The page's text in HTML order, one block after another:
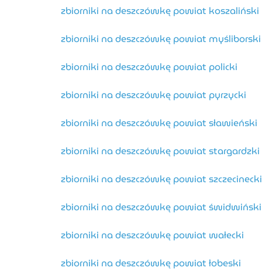
zbiorniki na deszczówkę powiat koszaliński
zbiorniki na deszczówkę powiat myśliborski
zbiorniki na deszczówkę powiat policki
zbiorniki na deszczówkę powiat pyrzycki
zbiorniki na deszczówkę powiat sławieński
zbiorniki na deszczówkę powiat stargardzki
zbiorniki na deszczówkę powiat szczecinecki
zbiorniki na deszczówkę powiat świdwiński
zbiorniki na deszczówkę powiat wałecki
zbiorniki na deszczówkę powiat łobeski